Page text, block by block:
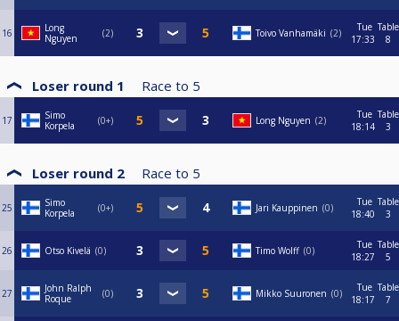
16
Long
Nguyen
2 Toivo Vanhamäki 2
Tue
17:33
Table
8
Loser round 1 Race to 5
17
Simo
Korpela
0+ Long Nguyen 2
Tue
18:14
Table
3
Loser round 2 Race to 5
25
Simo
Korpela
0+ Jari Kauppinen 0
Tue
18:40
Table
3
26 Otso Kivelä 0 Timo Wolff 0
Tue
18:27
Table
5
27
John Ralph
Roque
0 Mikko Suuronen 0
Tue
18:17
Table
7